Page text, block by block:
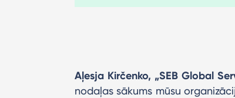
Aļesja Kirčenko, „SEB Global
nodaļas sākums mūsu